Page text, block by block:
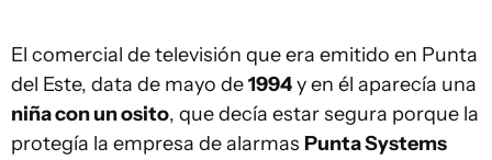
El comercial de televisión que era emitido en Punta
del Este, data de mayo de1994y en él aparecía una
niña con un osito, que decía estar segura porque la
protegía la empresa de alarmas Punta Systems